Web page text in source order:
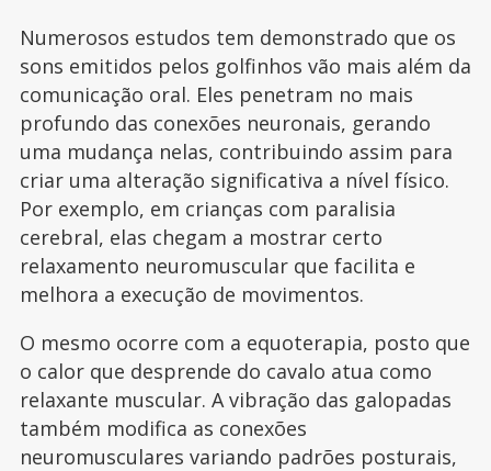
Numerosos estudos tem demonstrado que os
sons emitidos pelos golfinhos vão mais além da
comunicação oral. Eles penetram no mais
profundo das conexões neuronais, gerando
uma mudança nelas, contribuindo assim para
criar uma alteração significativa a nível físico.
Por exemplo, em crianças com paralisia
cerebral, elas chegam a mostrar certo
relaxamento neuromuscular que facilita e
melhora a execução de movimentos.
O mesmo ocorre com a equoterapia, posto que
o calor que desprende do cavalo atua como
relaxante muscular. A vibração das galopadas
também modifica as conexões
neuromusculares variando padrões posturais,